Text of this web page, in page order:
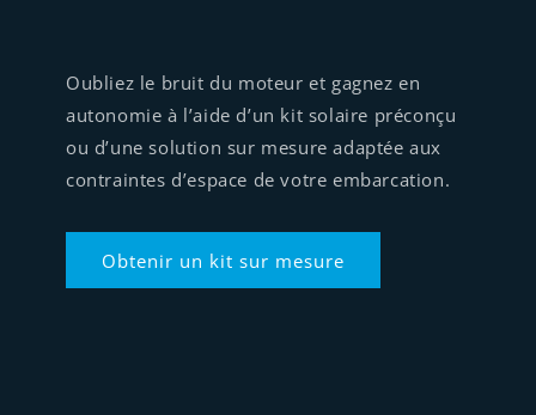
Oubliez le bruit du moteur et gagnez en
autonomie à l’aide d’un kit solaire préconçu
ou d’une solution sur mesure adaptée aux
contraintes d’espace de votre embarcation.
Obtenir un kit sur mesure